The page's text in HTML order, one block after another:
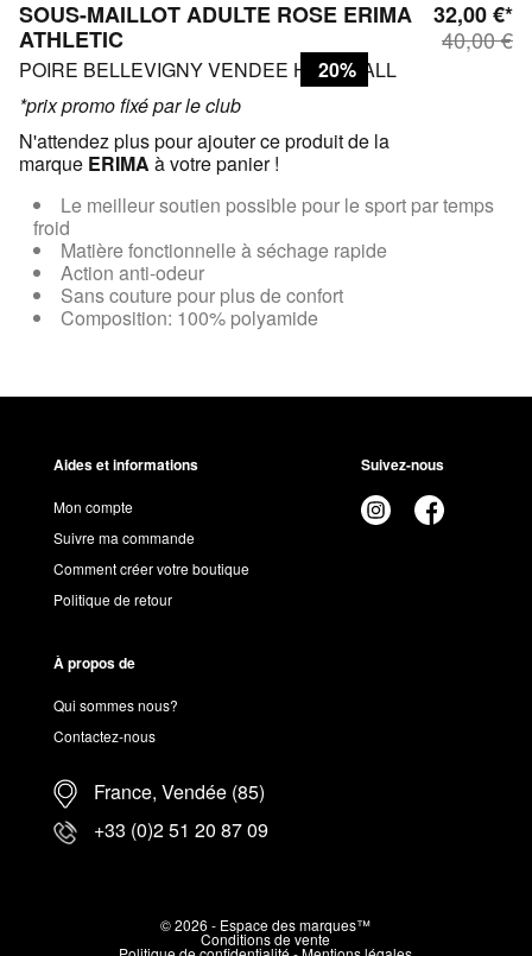
SOUS-MAILLOT ADULTE ROSE ERIMA
ATHLETIC
POIRE BELLEVIGNY VENDEE HANDBALL
32,00 €*
40,00 €
20%
*prix promo fixé par le club
N'attendez plus pour ajouter ce produit de la
marque ERIMA à votre panier !
Le meilleur soutien possible pour le sport par temps
froid
Matière fonctionnelle à séchage rapide
Action anti-odeur
Sans couture pour plus de confort
Composition: 100% polyamide
Aides et informations
Mon compte
Suivre ma commande
Comment créer votre boutique
Politique de retour
Suivez-nous
À propos de
Qui sommes nous?
Contactez-nous
France, Vendée (85)
+33 (0)2 51 20 87 09
© 2026 - Espace des marques™
Conditions de vente